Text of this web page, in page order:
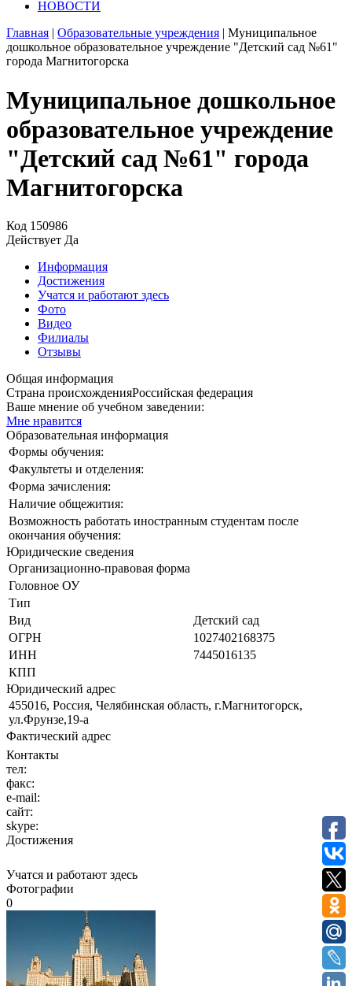
НОВОСТИ
Главная | Образовательные учреждения | Муниципальное
дошкольное образовательное учреждение "Детский сад №61"
города Магнитогорска
Муниципальное дошкольное
образовательное учреждение
"Детский сад №61" города
Магнитогорска
Код 150986
Действует Да
Информация
Достижения
Учатся и работают здесь
Фото
Видео
Филиалы
Отзывы
Общая информация
Страна происхожденияРоссийская федерация
Ваше мнение об учебном заведении:
Мне нравится
Образовательная информация
Формы обучения:
Факультеты и отделения:
Форма зачисления:
Наличие общежития:
Возможность работать иностранным студентам после
окончания обучения:
Юридические сведения
Организационно-правовая форма
Головное ОУ
Тип
Вид
Детский сад
ОГРН
1027402168375
ИНН
7445016135
КПП
Юридический адрес
455016, Россия, Челябинская область, г.Магнитогорск,
ул.Фрунзе,19-а
Фактический адрес
Контакты
тел:
факс:
e-mail:
сайт:
skype:
Достижения
Учатся и работают здесь
Фотографии
0